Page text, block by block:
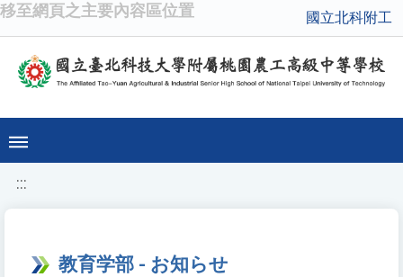
移至網頁之主要內容區位置 國立北科附工
:::
教育学部 - お知らせ